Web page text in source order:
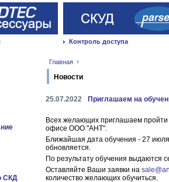
Контроль доступа
Главная
СКД
Новости
25.07.2022 Приглашаем на
Всех желающих приглашаем
офисе ООО "АНТ".
Ближайшая дата обучения - 27
обновляется.
По результату обучения выдаются
Оставляйте Ваши заявки на
количество желающих обучиться.